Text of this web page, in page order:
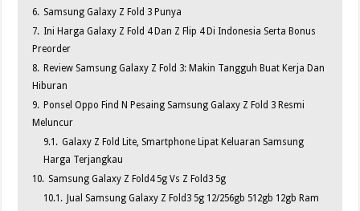
6. Samsung Galaxy Z Fold 3 Punya
7. Ini Harga Galaxy Z Fold 4 Dan Z Flip 4 Di Indonesia Serta Bonus
Preorder
8. Review Samsung Galaxy Z Fold 3: Makin Tangguh Buat Kerja Dan
Hiburan
9. Ponsel Oppo Find N Pesaing Samsung Galaxy Z Fold 3 Resmi
Meluncur
9.1. Galaxy Z Fold Lite, Smartphone Lipat Keluaran Samsung
Harga Terjangkau
10. Samsung Galaxy Z Fold4 5g Vs Z Fold3 5g
10.1. Jual Samsung Galaxy Z Fold3 5g 12/256gb 512gb 12gb Ram